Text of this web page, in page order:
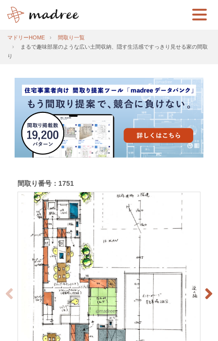
マドリーHOME
間取り一覧
まるで趣味部屋のような広い土間収納、隠す生活感ですっきり見せる家の間取
り
間取り番号：1751